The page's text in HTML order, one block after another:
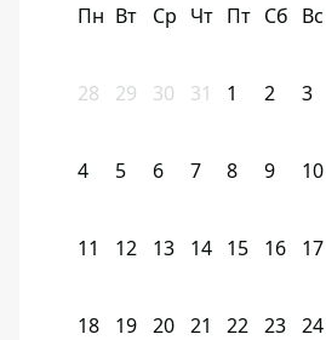
Пн Вт Ср Чт Пт Сб Вс
28 29 30 31 1 2 3
4 5 6 7 8 9 10
11 12 13 14 15 16 17
18 19 20 21 22 23 24